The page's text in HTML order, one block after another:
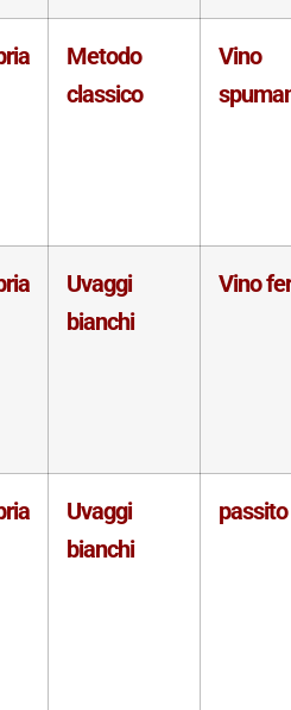
Metodo
classico
Vino
Uvaggi
bianchi
Vino
Uvaggi
bianchi
passito